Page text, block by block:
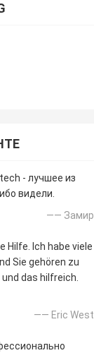
- лучшее из
видели.
—— Замир
Hilfe. Ich habe viele
Sie gehören zu
das hilfreich.
—— Eric West